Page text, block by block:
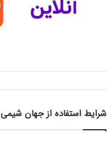
شرایط استفاده از جهان شیمی